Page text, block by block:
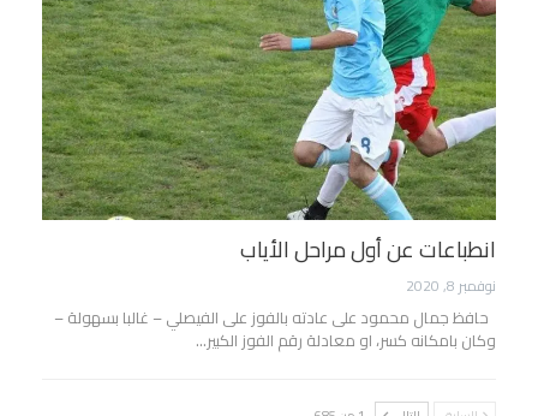
انطباعات عن أول مراحل الأياب
نوفمبر 8, 2020
حافظ جمال محمود على عادته بالفوز على الفيصلي – غالبا بسهولة –
وكان بامكانه كسر، او معادلة رقم الفوز الكبير…